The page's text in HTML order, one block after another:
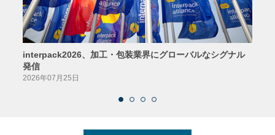
interpack2026、加工・包装業界にグローバルなシグナル
発信
2026年07月25日